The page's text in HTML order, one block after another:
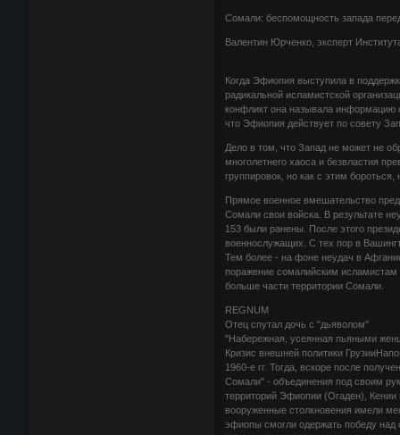
Сомали: беспомощность запада
Валентин Юрченко, эксперт
Когда Эфиопия выступила в
радикальной исламистской
конфликт она называла информацию
что Эфиопия действует по совету
Дело в том, что Запад не может не
многолетнего хаоса и безвластия
группировок, но как с этим бороться,
Прямое военное вмешательство
Сомали свои войска. В результате
153 были ранены. После этого
военнослужащих. С тех пор в
Тем более - на фоне неудач в
поражение сомалийским исламистам
больше части территории Сомали.
REGNUM
Отец спутал дочь с "дьяволом"
"Набережная, усеянная пьяными
Кризис внешней политики
1960-е гг. Тогда, вскоре после
Сомали" - объединения под своим
территорий Эфиопии (Огаден),
вооруженные столкновения имели
эфиопы смогли одержать победу